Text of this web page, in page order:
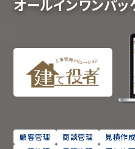
オールインワンパッ
顧客管理 商談管理 見積作成